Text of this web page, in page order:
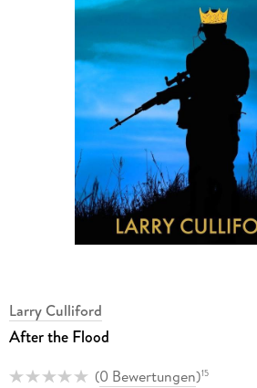
Larry Culliford
After the Flood
(0 Bewertungen)15